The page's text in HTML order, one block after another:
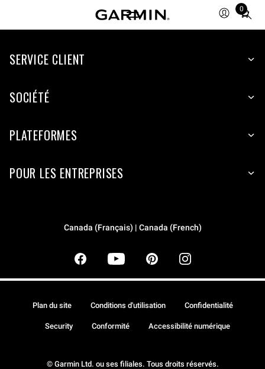
0
Total
items
cart:
SERVICE CLIENT
SOCIÉTÉ
PLATEFORMES
POUR LES ENTREPRISES
Canada (Français) | Canada (French)
© Garmin Ltd. ou ses filiales. Tous droits réservés.
Plan du site Conditions d'utilisation Confidentialité
Security Conformité Accessibilité numérique